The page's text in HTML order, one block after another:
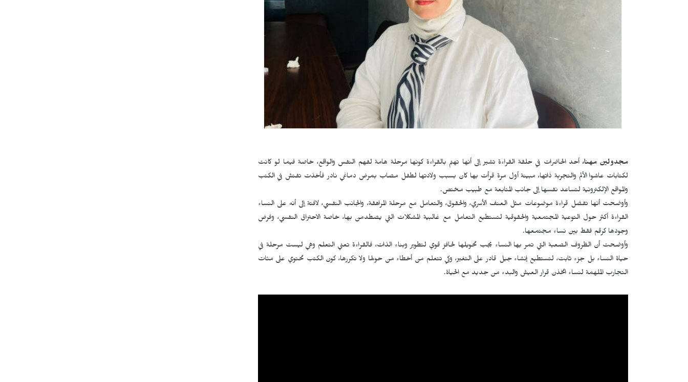
مجدولين مهنا، أحد الحاضرات في حلقة القراءة تشير إلى أنها تهتم بالقراءة كونها مرحلة هامة لفهم النفس والواقع، خاصة فيما لو كانت
لكتابات عاشوا الألم والتجربة ذاتها، مبينة أول مرة قرأت بها كان بسبب ولادتها لطفل مصاب بمرض دماغي نادر فأخذت تفتش في الكتب
والمواقع الإلكترونية لتساعد نفسها إلى جانب المتابعة مع طبيب مختص.
وأوضحت أنها تفضل قراءة موضوعات مثل العنف الأسري، والحقوق، والتعامل مع مرحلة المراهقة، والجانب النفسي، لافتة إلى أنه على النساء
القراءة أكثر حول التوعية المجتمعية والحقوقية لتستطيع التعامل مع غالبية المشكلات التي يصطدمن بها، خاصة الاحتراق النفسي، وفرض
وجودها كرقم فقط بين نساء مجتمعها.
وأوضحت أن الظروف الصعبة التي تمر بها النساء يجب تحويلها لحافز قوي لتطوير وبناء الذات، فالقراءة تعني التعلم وهي ليست مرحلة في
حياة النساء بل جزء ثابت، لتستطيع إنشاء جيل قادر على التغير، وكي تتعلم من أخطاء من حولها ولا تكررها، كون الكتب تحتوي على مئات
التجارب الملهمة لنساء اتخذن قرار العيش والبدء من جديد مع الحياة.